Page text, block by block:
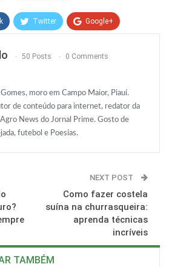
Twitter Google+
50 Posts 0 Comments
Gomes, moro em Campo Maior, Piauí.
de conteúdo para internet, redator da
News do Jornal Prime. Gosto de
futebol e Poesias.
NEXT POST
Como fazer costela
suína na churrasqueira:
aprenda técnicas
incríveis
TAMBÉM